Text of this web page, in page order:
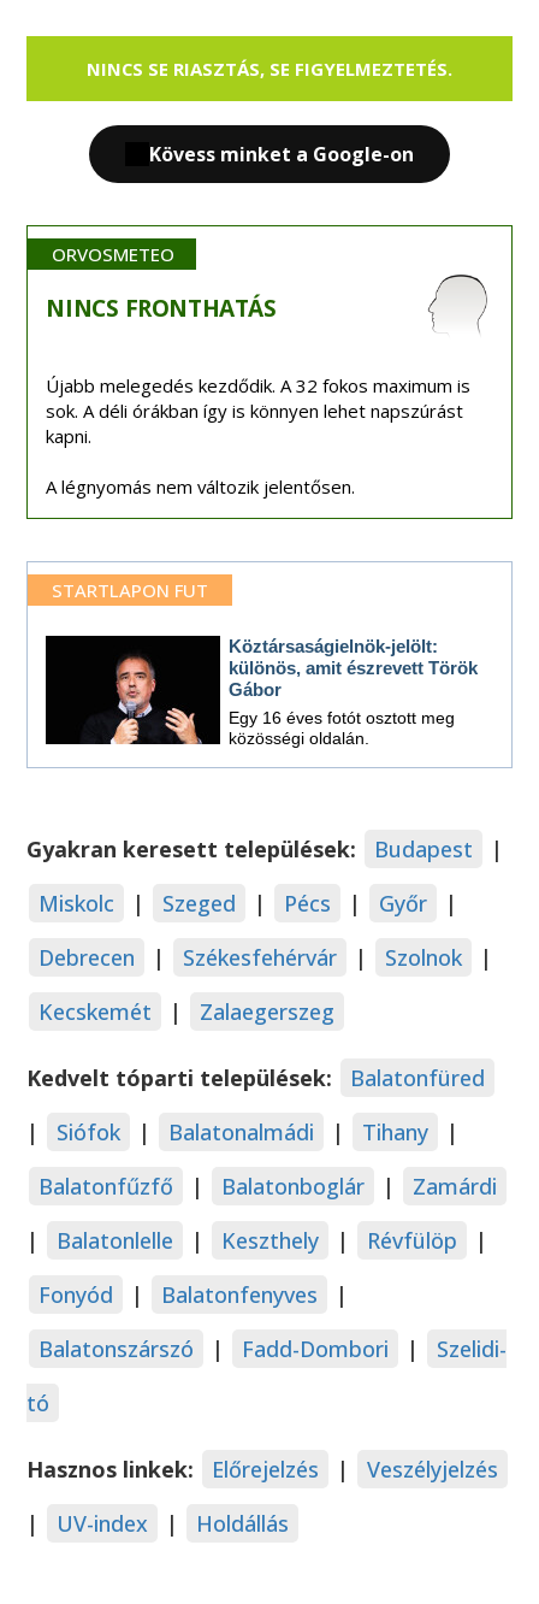
NINCS SE RIASZTÁS, SE FIGYELMEZTETÉS.
Kövess minket a Google-on
ORVOSMETEO
NINCS FRONTHATÁS
Újabb melegedés kezdődik. A 32 fokos maximum is
sok. A déli órákban így is könnyen lehet napszúrást
kapni.
A légnyomás nem változik jelentősen.
STARTLAPON FUT
Köztársaságielnök-jelölt:
különös, amit észrevett Török
Gábor
Egy 16 éves fotót osztott meg
közösségi oldalán.
Gyakran keresett települések: Budapest
|
Miskolc
| Szeged | Pécs | Győr
|
Debrecen
| Székesfehérvár | Szolnok
|
Kecskemét
| Zalaegerszeg
Kedvelt tóparti települések:
Balatonfüred
|
Siófok | Balatonalmádi | Tihany
|
Balatonfűzfő
| Balatonboglár |
Zamárdi
|
Balatonlelle | Keszthely | Révfülöp
|
Fonyód
| Balatonfenyves
|
Balatonszárszó
| Fadd-Dombori |
Szelidi-
tó
Hasznos linkek: Előrejelzés |
Veszélyjelzés
|
UV-index | Holdállás